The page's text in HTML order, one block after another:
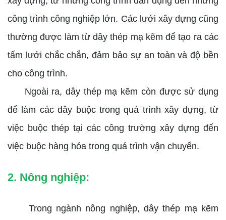
công trình công nghiệp lớn. Các lưới xây dựng cũng
thường được làm từ dây thép mạ kẽm để tạo ra các
tấm lưới chắc chắn, đảm bảo sự an toàn và độ bền
cho công trình.
Ngoài ra, dây thép mạ kẽm còn được sử dụng
để làm các dây buộc trong quá trình xây dựng, từ
việc buộc thép tại các công trường xây dựng đến
việc buộc hàng hóa trong quá trình vận chuyển.
2. Nông nghiệp:
Trong ngành nông nghiệp, dây thép mạ kẽm